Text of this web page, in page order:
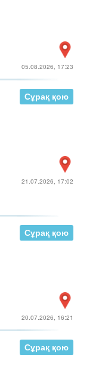
05.08.2026, 17:23
Сұрақ қою
21.07.2026, 17:02
Сұрақ қою
20.07.2026, 16:21
Сұрақ қою